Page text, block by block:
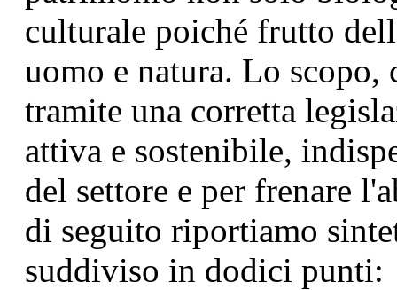
culturale poiché frutto
uomo e natura. Lo
tramite una corretta
attiva e sostenibile,
del settore e per frenare
di seguito riportiamo
suddiviso in dodici punti: